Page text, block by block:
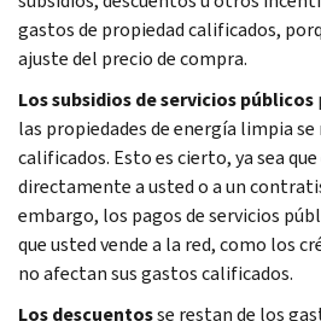
gastos de propiedad calificados,
ajuste del precio de compra.
Los subsidios de servicios públicos
las propiedades de energía limpia
calificados. Esto es cierto, ya sea
directamente a usted o a un
embargo, los pagos de servicios
que usted vende a la red, como los
no afectan sus gastos calificados.
Los descuentosse restan de los